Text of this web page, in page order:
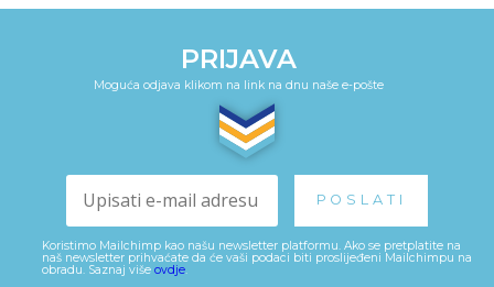
PRIJAVA
Moguća odjava klikom na link na dnu naše e-pošte
Koristimo Mailchimp kao našu newsletter platformu. Ako se pretplatite na
naš newsletter prihvaćate da će vaši podaci biti proslijeđeni Mailchimpu na
obradu. Saznaj više ovdje